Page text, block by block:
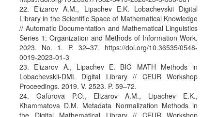
22. Elizarov A.M., Lipachev E.K. Lobachevskii Digital
Library in the Scientific Space of Mathematical Knowledge
// Automatic Documentation and Mathematical Linguistics
Series 1: Organization and Methods of Information Work.
2023. No. 1. P. 32–37. https://doi.org/10.36535/0548-
0019-2023-01-3
23. Elizarov A., Lipachev E. BIG MATH Methods in
Lobachevskii-DML Digital Library // CEUR Workshop
Proceedings. 2019. V. 2523. P. 59–72.
24. Gafurova P.O., Elizarov A.M., Lipachev E.K.,
Khammatova D.M. Metadata Normalization Methods in